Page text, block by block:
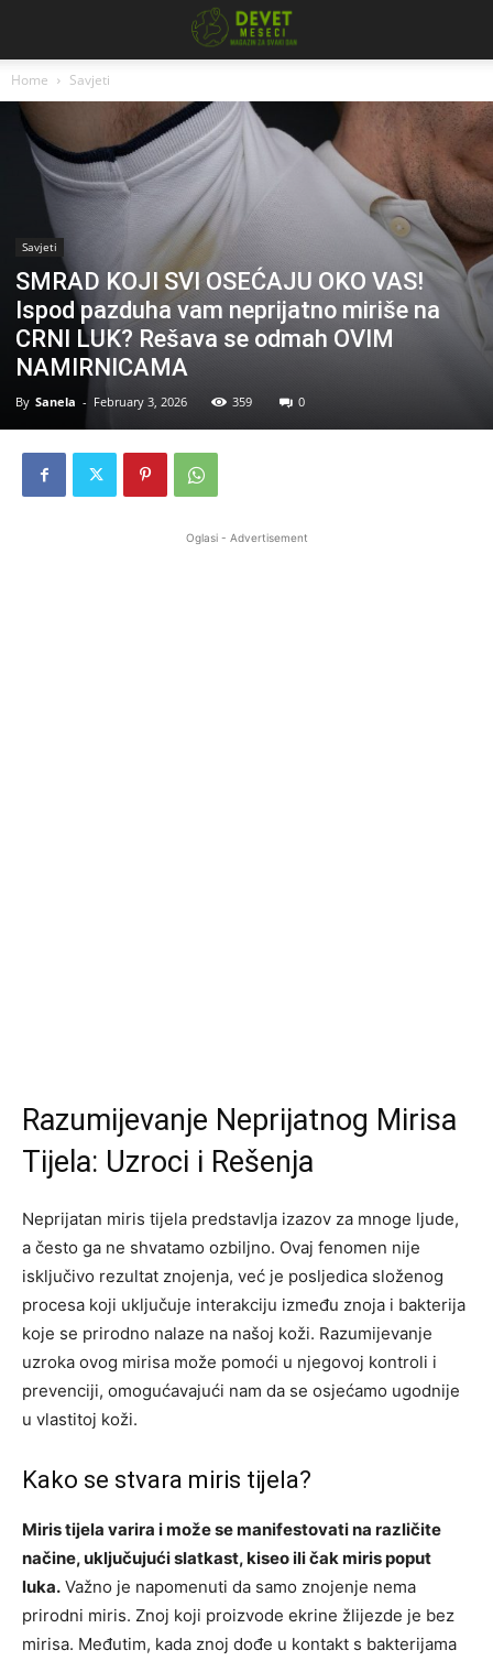
Home Savjeti
Savjeti
SMRAD KOJI SVI OSEĆAJU OKO VAS!
Ispod pazduha vam neprijatno miriše na
CRNI LUK? Rešava se odmah OVIM
NAMIRNICAMA
By Sanela - February 3, 2026 359 0
Oglasi - Advertisement
Razumijevanje Neprijatnog Mirisa
Tijela: Uzroci i Rešenja
Neprijatan miris tijela predstavlja izazov za mnoge ljude,
a često ga ne shvatamo ozbiljno. Ovaj fenomen nije
isključivo rezultat znojenja, već je posljedica složenog
procesa koji uključuje interakciju između znoja i bakterija
koje se prirodno nalaze na našoj koži. Razumijevanje
uzroka ovog mirisa može pomoći u njegovoj kontroli i
prevenciji, omogućavajući nam da se osjećamo ugodnije
u vlastitoj koži.
Kako se stvara miris tijela?
Miris tijela varira i može se manifestovati na različite
načine, uključujući slatkast, kiseo ili čak miris poput
luka. Važno je napomenuti da samo znojenje nema
prirodni miris. Znoj koji proizvode ekrine žlijezde je bez
mirisa. Međutim, kada znoj dođe u kontakt s bakterijama